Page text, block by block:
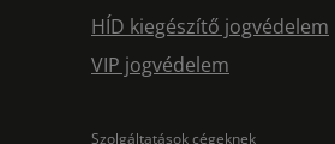
HÍD kiegészítő jogvédelem
VIP jogvédelem
Szolgáltatások cégeknek